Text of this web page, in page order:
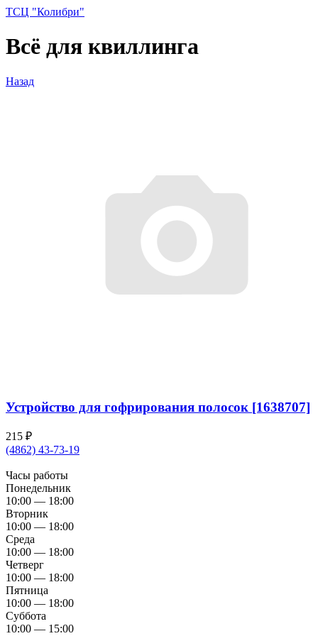
ТСЦ "Колибри"
Всё для квиллинга
Назад
Устройство для гофрирования полосок [1638707]
215 ₽
(4862) 43-73-19
Часы работы
Понедельник
10:00 — 18:00
Вторник
10:00 — 18:00
Среда
10:00 — 18:00
Четверг
10:00 — 18:00
Пятница
10:00 — 18:00
Суббота
10:00 — 15:00